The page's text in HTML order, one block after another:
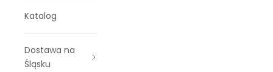
Katalog
Dostawa na
Śląsku